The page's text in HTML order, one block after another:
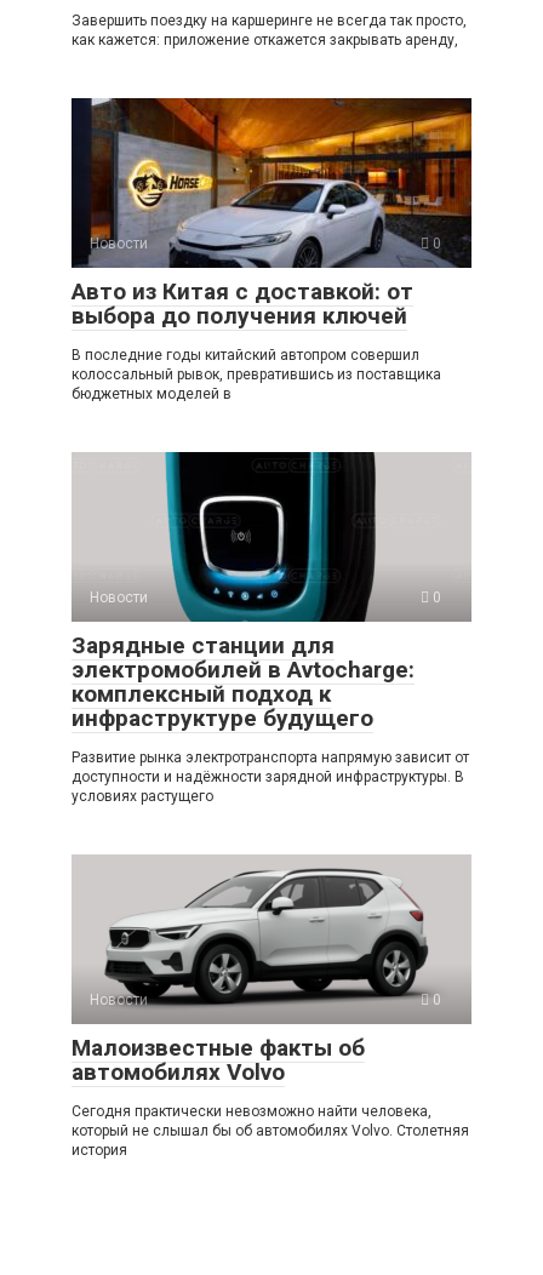
Завершить поездку на каршеринге не всегда так просто,
как кажется: приложение откажется закрывать аренду,
Новости 0
Авто из Китая с доставкой: от
выбора до получения ключей
В последние годы китайский автопром совершил
колоссальный рывок, превратившись из поставщика
бюджетных моделей в
Новости 0
Зарядные станции для
электромобилей в Avtocharge:
комплексный подход к
инфраструктуре будущего
Развитие рынка электротранспорта напрямую зависит от
доступности и надёжности зарядной инфраструктуры. В
условиях растущего
Новости 0
Малоизвестные факты об
автомобилях Volvo
Сегодня практически невозможно найти человека,
который не слышал бы об автомобилях Volvo. Столетняя
история